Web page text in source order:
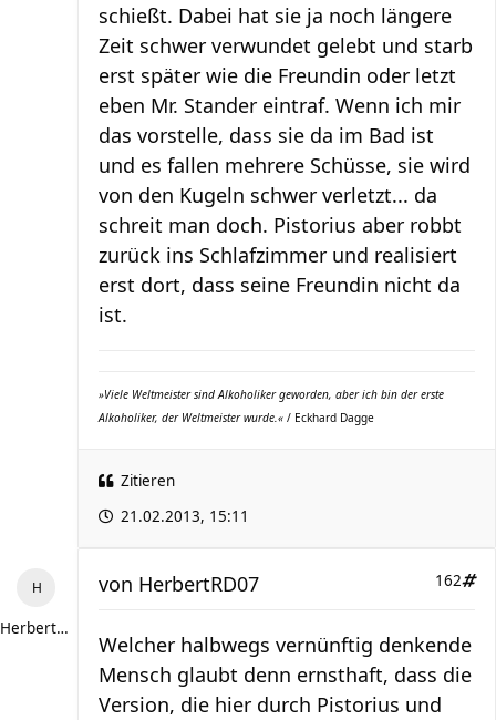
schießt. Dabei hat sie ja noch längere
Zeit schwer verwundet gelebt und starb
erst später wie die Freundin oder letzt
eben Mr. Stander eintraf. Wenn ich mir
das vorstelle, dass sie da im Bad ist
und es fallen mehrere Schüsse, sie wird
von den Kugeln schwer verletzt... da
schreit man doch. Pistorius aber robbt
zurück ins Schlafzimmer und realisiert
erst dort, dass seine Freundin nicht da
ist.
»Viele Weltmeister sind Alkoholiker geworden, aber ich bin der erste
Alkoholiker, der Weltmeister wurde.« / Eckhard Dagge
Zitieren
21.02.2013, 15:11
HerbertRD07
162
von HerbertRD07
Welcher halbwegs vernünftig denkende
Mensch glaubt denn ernsthaft, dass die
Version, die hier durch Pistorius und